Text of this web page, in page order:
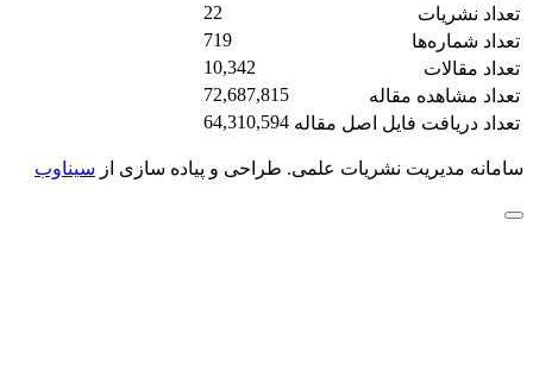
تعداد نشریات
22
تعداد شماره‌ها
719
تعداد مقالات
10,342
تعداد مشاهده مقاله
72,687,815
تعداد دریافت فایل اصل مقاله 64,310,594
سامانه مدیریت نشریات علمی. طراحی و پیاده سازی از سیناوب